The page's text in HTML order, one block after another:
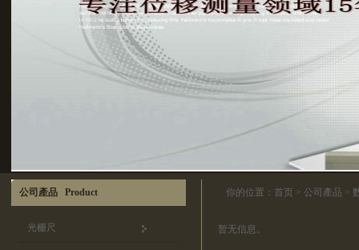
公司產品 Product
光栅尺
你的位置： 首页 > 公司產品 >
暂无信息。